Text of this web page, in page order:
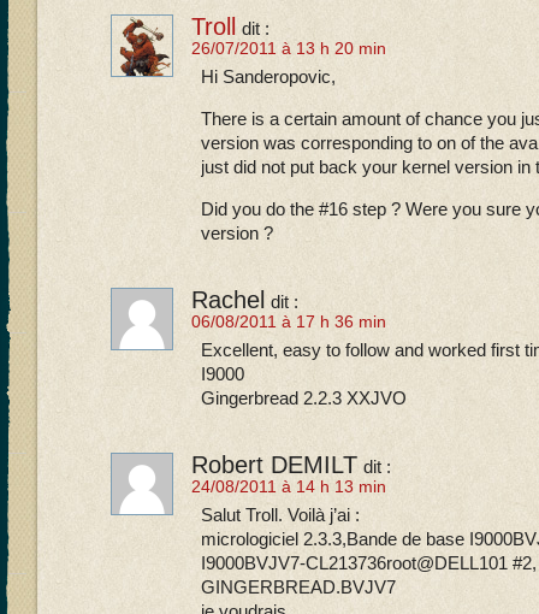
Troll dit :
26/07/2011 à 13 h 20 min
Hi Sanderopovic,
There is a certain amount of chance you
version was corresponding to on of the
just did not put back your kernel version in
Did you do the #16 step ? Were you sure
version ?
Rachel dit :
06/08/2011 à 17 h 36 min
Excellent, easy to follow and worked first
I9000
Gingerbread 2.2.3 XXJVO
Robert DEMILT dit :
24/08/2011 à 14 h 13 min
Salut Troll. Voilà j’ai :
micrologiciel 2.3.3,Bande de base
I9000BVJV7-CL213736root@DELL101
GINGERBREAD.BVJV7